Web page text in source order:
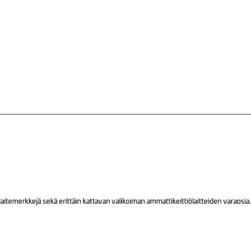
sekä erittäin kattavan valikoiman ammattikeittiölaitteiden varaosia.